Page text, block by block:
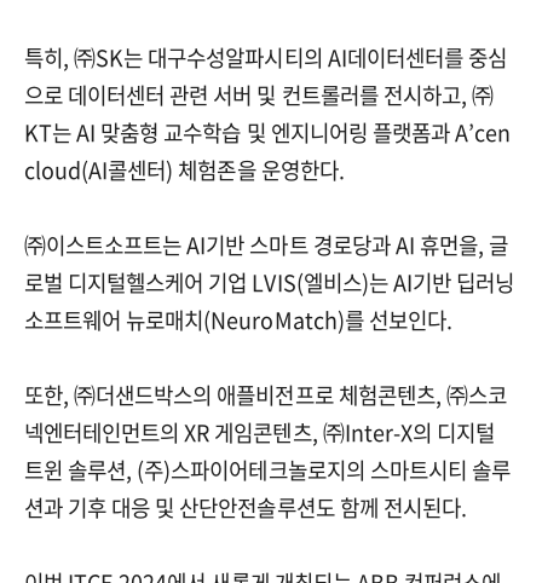
특히, ㈜SK는 대구수성알파시티의 AI데이터센터를 중심
으로 데이터센터 관련 서버 및 컨트롤러를 전시하고, ㈜
KT는 AI 맞춤형 교수학습 및 엔지니어링 플랫폼과 A’cen
cloud(AI콜센터) 체험존을 운영한다.
㈜이스트소프트는 AI기반 스마트 경로당과 AI 휴먼을, 글
로벌 디지털헬스케어 기업 LVIS(엘비스)는 AI기반 딥러닝
소프트웨어 뉴로매치(NeuroMatch)를 선보인다.
또한, ㈜더샌드박스의 애플비전프로 체험콘텐츠, ㈜스코
넥엔터테인먼트의 XR 게임콘텐츠, ㈜Inter-X의 디지털
트윈 솔루션, (주)스파이어테크놀로지의 스마트시티 솔루
션과 기후 대응 및 산단안전솔루션도 함께 전시된다.